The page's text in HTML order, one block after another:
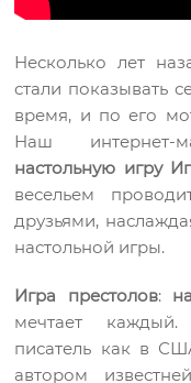
Несколько лет
стали показывать
время, и по его
Наш интернет-
настольную игру
весельем
друзьями,
настольной игры.
Игра престолов:
мечтает
писатель как в
автором